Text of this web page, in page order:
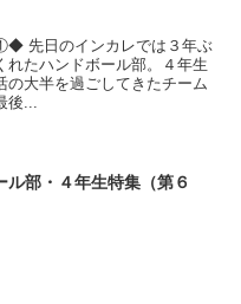
先日のインカレでは３年ぶ
れたハンドボール部。４年生
の大半を過ごしてきたチーム
後...
ル部・４年生特集（第６